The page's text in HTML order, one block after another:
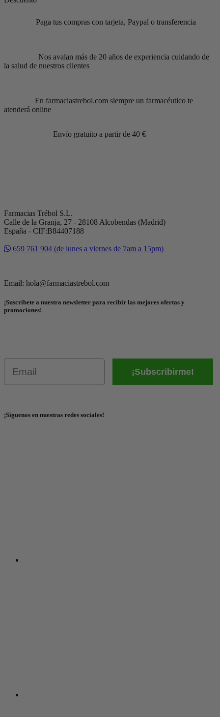
Paga tus compras con tarjeta, Paypal o transferencia
Nos avalan más de 20 años de experiencia cuidando de
la salud de nuestros clientes
En farmaciastrebol.com siempre un farmacéutico te
atenderá online
Envío gratuito a partir de 40 €
Farmacias Trébol S.L.
Calle de la Granja, 27 - 28108 Alcobendas (Madrid)
España - CIF:B84407188
659 761 904 (de lunes a viernes de 7am a 15pm)
Email: hola@farmaciastrebol.com
¡Suscríbete a nuestra newsletter para recibir las mejores ofertas y
promociones!
¡Subscribirme!
¡Síguenos en nuestras redes sociales!